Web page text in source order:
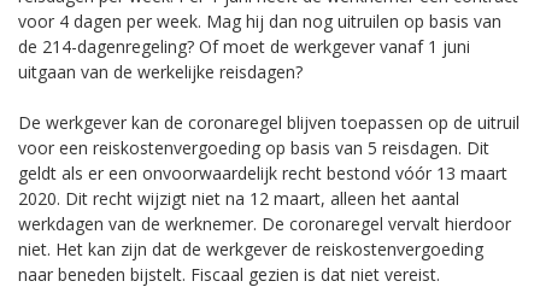
voor 4 dagen per week. Mag hij dan nog uitruilen op basis van
de 214-dagenregeling? Of moet de werkgever vanaf 1 juni
uitgaan van de werkelijke reisdagen?
De werkgever kan de coronaregel blijven toepassen op de uitruil
voor een reiskostenvergoeding op basis van 5 reisdagen. Dit
geldt als er een onvoorwaardelijk recht bestond vóór 13 maart
2020. Dit recht wijzigt niet na 12 maart, alleen het aantal
werkdagen van de werknemer. De coronaregel vervalt hierdoor
niet. Het kan zijn dat de werkgever de reiskostenvergoeding
naar beneden bijstelt. Fiscaal gezien is dat niet vereist.